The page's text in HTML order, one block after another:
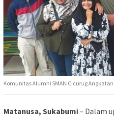
Komunitas Alumni SMAN Cicurug
Matanusa, Sukabumi– Dalam